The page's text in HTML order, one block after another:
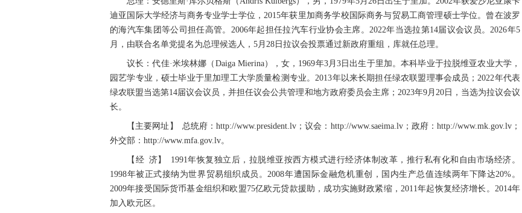
迪亚国际大学经济与商务专业学士学位，2015年获里加商务学校国际商务与贸易工商管理硕士学位。曾在波罗
的海汽车集团等公司担任高管。2006年起担任拉汽车行业协会主席。2022年当选拉第14届议会议员。2026年5
月，由联合名单党提名为总理候选人，5月28日拉议会投票通过新政府重组，库就任总理。
议长：代佳·米埃林娜（Daiga Mierina），女，1969年3月3日出生于里加。本科毕业于拉脱维亚农业大学，
园艺学专业，硕士毕业于里加理工大学质量检测专业。2013年以来长期担任绿农联盟理事会成员；2022年代表
绿农联盟当选第14届议会议员，并担任议会公共管理和地方政府委员会主席；2023年9月20日，当选为拉议会议
长。
【主要网址】 总统府：http://www.president.lv；议会：http://www.saeima.lv；政府：http://www.mk.gov.lv；
外交部：http://www.mfa.gov.lv。
【经 济】 1991年恢复独立后，拉脱维亚按西方模式进行经济体制改革，推行私有化和自由市场经济。
1998年被正式接纳为世界贸易组织成员。2008年遭国际金融危机重创，国内生产总值连续两年下降达20%。
2009年接受国际货币基金组织和欧盟75亿欧元贷款援助，成功实施财政紧缩，2011年起恢复经济增长。2014年
加入欧元区。